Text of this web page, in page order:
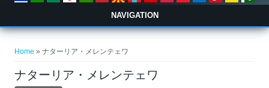
NAVIGATION
Home » ナターリア・メレンテェワ
ナターリア・メレンテェワ